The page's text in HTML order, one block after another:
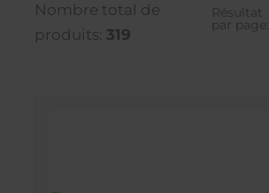
Nombre total de
produits: 319
Résultat
par page: